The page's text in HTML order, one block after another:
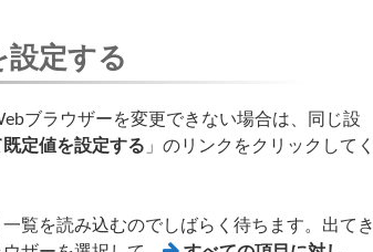
定する
ブラウザーを変更できない場合は、同じ設
定値を設定する 」のリンクをクリックしてく
覧を読み込むのでしばらく待ちます。出てき